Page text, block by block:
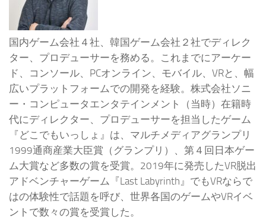
国内ゲーム会社４社、韓国ゲーム会社２社でディレク
ター、プロデューサーを務める。これまでにアーケー
ド、コンソール、PCオンライン、モバイル、VRと、幅
広いプラットフォームでの開発を経験。​株式会社ソニ
ー・コンピュータエンタテインメント（当時）在籍時
代にディレクター、プロデューサーを担当したゲーム
『どこでもいっしょ』は、マルチメディアグランプリ
1999通商産業大臣賞（グランプリ）、第４回日本ゲー
ム大賞など多数の賞を受賞。​2019年に発売したVR脱出
アドベンチャーゲーム『Last Labyrinth』でもVRならで
はの体験性で話題を呼び、世界各国のゲームやVRイベ
ントで数々の賞を受賞した。